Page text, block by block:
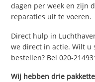
dagen per week en zijn
reparaties uit te voeren.
Direct hulp in
we direct in actie. Wilt u
bestellen? Bel 020-
Wij hebben drie